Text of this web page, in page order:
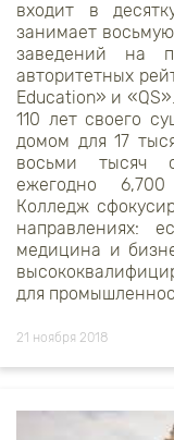
входит в
занимает
заведений на
авторитетных
Education» и «QS
110 лет своего
домом для 17
восьми тысяч
ежегодно
Колледж
направлениях:
медицина и
для
21 ноября 2018